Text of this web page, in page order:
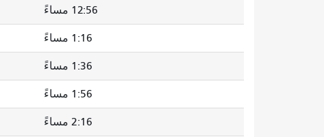
12:56 مساءً
1:16 مساءً
1:36 مساءً
1:56 مساءً
2:16 مساءً